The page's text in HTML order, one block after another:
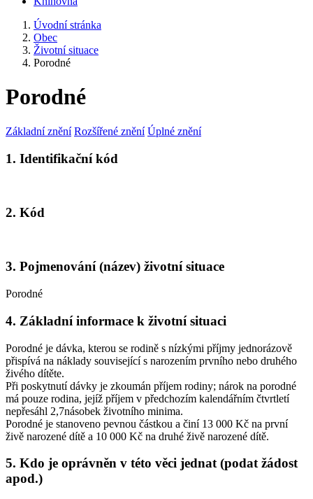
Úvodní stránka
Obec
Životní situace
Porodné
Porodné
Základní znění Rozšířené znění Úplné znění
1. Identifikační kód
2. Kód
3. Pojmenování (název) životní situace
Porodné
4. Základní informace k životní situaci
Porodné je dávka, kterou se rodině s nízkými příjmy jednorázově
přispívá na náklady související s narozením prvního nebo druhého
živého dítěte.
Při poskytnutí dávky je zkoumán příjem rodiny; nárok na porodné
má pouze rodina, jejíž příjem v předchozím kalendářním čtvrtletí
nepřesáhl 2,7násobek životního minima.
Porodné je stanoveno pevnou částkou a činí 13 000 Kč na první
živě narozené dítě a 10 000 Kč na druhé živě narozené dítě.
5. Kdo je oprávněn v této věci jednat (podat žádost
apod.)